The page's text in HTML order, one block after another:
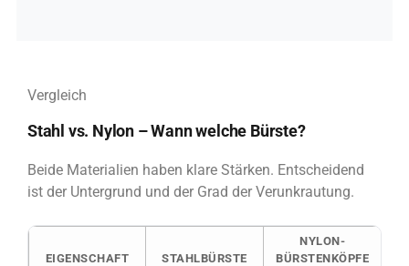
Vergleich
Stahl vs. Nylon – Wann welche Bürste?
Beide Materialien haben klare Stärken. Entscheidend
ist der Untergrund und der Grad der Verunkrautung.
EIGENSCHAFT STAHLBÜRSTE
NYLON-
BÜRSTENKÖPFE